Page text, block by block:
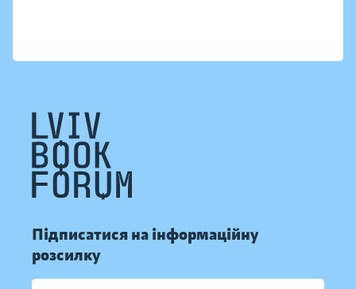
Підписатися на інформаційну
розсилку